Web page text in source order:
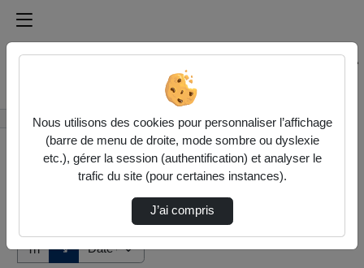
Médiathèque de l'université Paris
Rechercher un média sur Médiathèque de l'université
Accueil Vidéos
Tri ↘
Nous utilisons des cookies pour personnaliser l’affichage
(barre de menu de droite, mode sombre ou dyslexie
etc.), gérer la session (authentification) et analyser le
trafic du site (pour certaines instances).
J’ai compris